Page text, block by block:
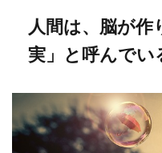
人間は、脳が作
実」と呼んでい